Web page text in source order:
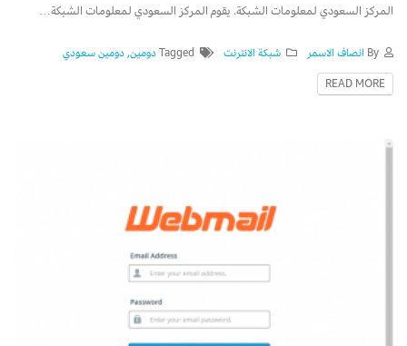
المركز السعودي لمعلومات الشبكة. يقوم المركز السعودي لمعلومات الشبكة…
انصاف الاسمر شبكة الانترنت Taggedدومين,دومين سعودي
READ MORE